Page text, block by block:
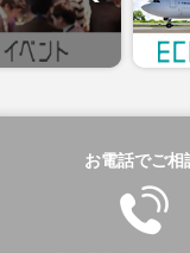
お電話でご相